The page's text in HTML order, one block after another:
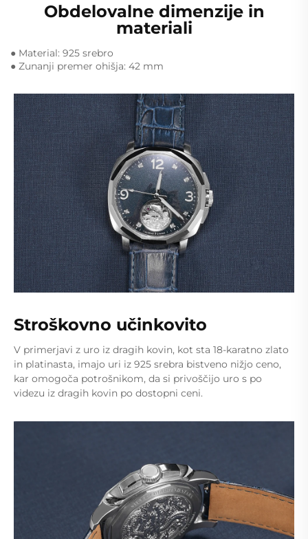
Obdelovalne dimenzije in
materiali
● Material: 925 srebro
● Zunanji premer ohišja: 42 mm
Stroškovno učinkovito
V primerjavi z uro iz dragih kovin, kot sta 18-karatno zlato
in platinasta, imajo uri iz 925 srebra bistveno nižjo ceno,
kar omogoča potrošnikom, da si privoščijo uro s po
videzu iz dragih kovin po dostopni ceni.